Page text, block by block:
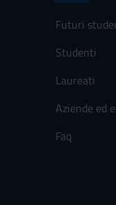
Futuri
Studenti
Laureati
Aziende ed
Faq